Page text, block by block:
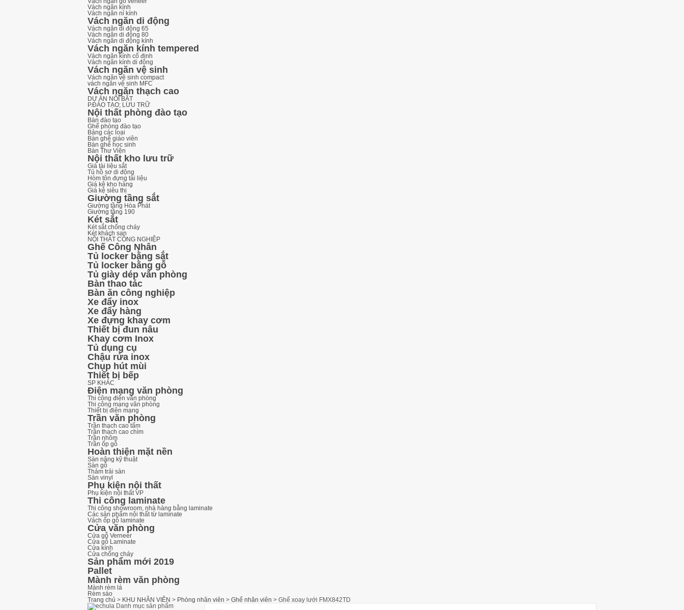
Vách ngăn kính
Vách ngăn nỉ kính
Vách ngăn di động
Vách ngăn di động 65
Vách ngăn di động 80
Vách ngăn di động kính
Vách ngăn kính tempered
Vách ngăn kính cố định
Vách ngăn kính di động
Vách ngăn vệ sinh
Vách ngăn vệ sinh compact
vách ngăn vệ sinh MFC
Vách ngăn thạch cao
DỰ ÁN NỔI BẬT
P.ĐÀO TẠO; LƯU TRỮ
Nội thất phòng đào tạo
Bàn đào tạo
Ghế phòng đào tạo
Bảng các loại
Bàn ghế giáo viên
Bàn ghế học sinh
Bàn Thư Viện
Nội thất kho lưu trữ
Giá tài liệu sắt
Tủ hồ sơ di động
Hòm tôn đựng tài liệu
Giá kệ kho hàng
Giá kệ siêu thị
Giường tầng sắt
Giường tầng Hòa Phát
Giường tầng 190
Két sắt
Két sắt chống cháy
Két khách sạn
NỘI THẤT CÔNG NGHIỆP
Ghế Công Nhân
Tủ locker bằng sắt
Tủ locker bằng gỗ
Tủ giày dép văn phòng
Bàn thao tác
Bàn ăn công nghiệp
Xe đẩy inox
Xe đẩy hàng
Xe đựng khay cơm
Thiết bị đun nâu
Khay cơm Inox
Tủ dụng cụ
Chậu rửa inox
Chụp hút mùi
Thiết bị bếp
SP KHÁC
Điện mạng văn phòng
Thi công điện văn phòng
Thi công mạng văn phòng
Thiết bị điện mạng
Trần văn phòng
Trần thạch cao tấm
Trần thạch cao chìm
Trần nhôm
Trần ốp gỗ
Hoàn thiện mặt nền
Sàn nâng kỹ thuật
Sàn gỗ
Thảm trải sàn
Sàn vinyl
Phụ kiện nội thất
Phụ kiện nội thất VP
Thi công laminate
Thi công showroom, nhà hàng bằng laminate
Các sản phẩm nội thất từ laminate
Vách ốp gỗ laminate
Cửa văn phòng
Cửa gỗ Verneer
Cửa gỗ Laminate
Cửa kính
Cửa chống cháy
Sản phẩm mới 2019
Pallet
Mành rèm văn phòng
Mành rèm lá
Rèm sáo
Trang chủ > KHU NHÂN VIÊN > Phòng nhân viên > Ghế nhân viên > Ghế xoay lưới FMX842TD
Danh mục sản phẩm